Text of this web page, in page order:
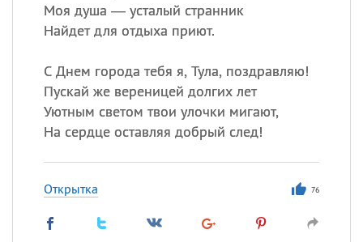
Моя душа — усталый странник
Найдет для отдыха приют.
С Днем города тебя я, Тула, поздравляю!
Пускай же вереницей долгих лет
Уютным светом твои улочки мигают,
На сердце оставляя добрый след!
Открытка 76
телевидения
ИМЕНА
Все
Сегодня празднуют именины
Герман ,Иван
Посмотреть значение